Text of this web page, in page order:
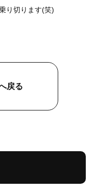
り切ります(笑)
戻る